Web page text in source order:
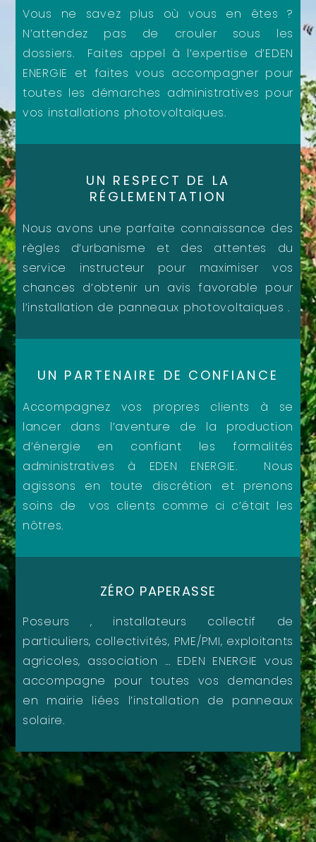
Vous ne savez plus où vous en êtes ?
N’attendez pas de crouler sous les
dossiers. Faites appel à l’expertise d’EDEN
ENERGIE et faites vous accompagner pour
toutes les démarches administratives pour
vos installations photovoltaïques.
UN RESPECT DE LA
RÉGLEMENTATION
Nous avons une parfaite connaissance des
règles d’urbanisme et des attentes du
service instructeur pour maximiser vos
chances d’obtenir un avis favorable pour
l’installation de panneaux photovoltaïques .
UN PARTENAIRE DE CONFIANCE
Accompagnez vos propres clients à se
lancer dans l’aventure de la production
d’énergie en confiant les formalités
administratives à EDEN ENERGIE. Nous
agissons en toute discrétion et prenons
soins de vos clients comme ci c’était les
nôtres.
ZÉRO PAPERASSE
Poseurs , installateurs collectif de
particuliers, collectivités, PME/PMI, exploitants
agricoles, association … EDEN ENERGIE vous
accompagne pour toutes vos demandes
en mairie liées l’installation de panneaux
solaire.